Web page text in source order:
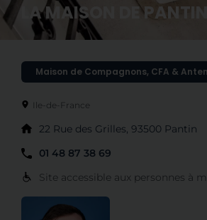
LA MAISON DE PANTIN
Maison de Compagnons, CFA &
Ile-de-France
22 Rue des Grilles, 93500 Pantin
01 48 87 38 69
Site accessible aux personnes à